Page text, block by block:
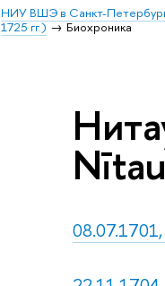
НИУ ВШЭ в Санкт-
1725 гг.)
Биохроника